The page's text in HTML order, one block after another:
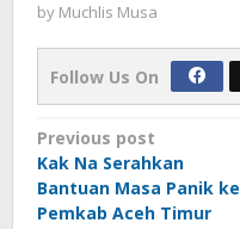
by Muchlis Musa
Follow Us On
Post
navigation
Previous post
Kak Na Serahkan
Bantuan Masa Panik ke
Pemkab Aceh Timur